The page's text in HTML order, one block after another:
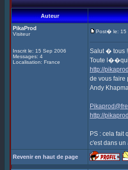
Auteur
PikaProd
Visiteur
Inscrit le: 15 Sep 2006
Messages: 4
Localisation: France
Post� le: 15
Salut � tous !
Toute
http://
de vous faire
Andy
http://
PS : cela
c'est dans un
Revenir en haut de page